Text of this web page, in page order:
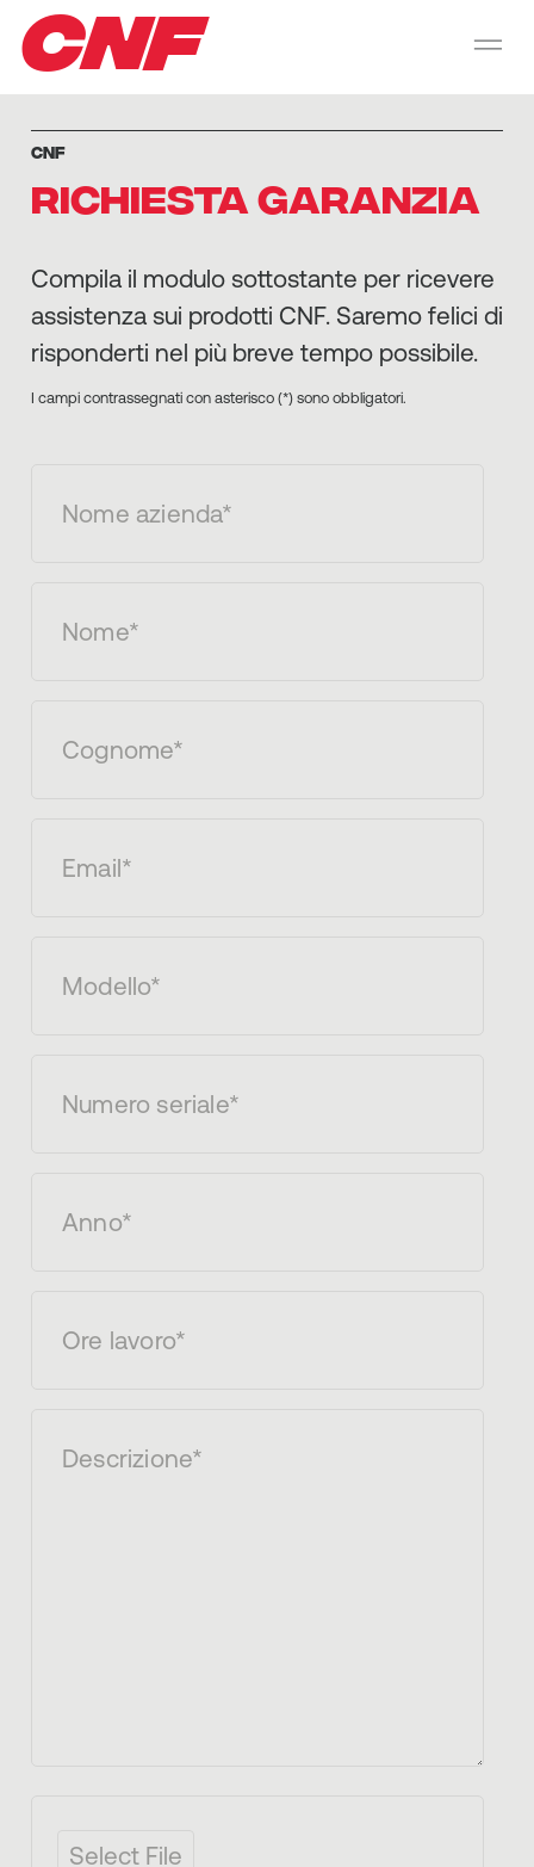
CNF
CNF
RICHIESTA GARANZIA
Compila il modulo sottostante per ricevere
assistenza sui prodotti CNF. Saremo felici di
risponderti nel più breve tempo possibile.
I campi contrassegnati con asterisco (*) sono obbligatori.